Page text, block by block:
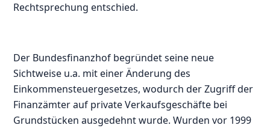
Rechtsprechung entschied.
Der Bundesfinanzhof begründet seine neue
Sichtweise u.a. mit einer Änderung des
Einkommensteuergesetzes, wodurch der Zugriff der
Finanzämter auf private Verkaufsgeschäfte bei
Grundstücken ausgedehnt wurde. Wurden vor 1999